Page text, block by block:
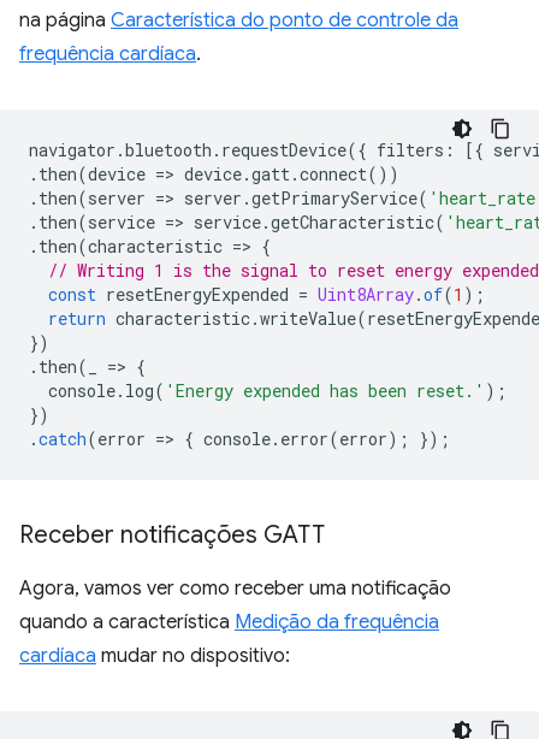
na página Característica do ponto de controle da
frequência cardíaca.
navigator .bluetooth . requestDevice({ filters : [{
. then(device => device.gatt.connect())
. then(server => server .getPrimaryService(
. then(service => service.getCharacteristic(
. then(characteristic => {
// Writing 1 is the signal to reset energy
const resetEnergyExpended = Uint8Array.of(1 );
return characteristic.writeValue(
})
. then( => {
console. log( 'Energy expended has been reset.' );
})
.catch(error => { console. error(error); });
Receber notificações GATT
Agora, vamos ver como receber uma notificação
quando a característica Medição da frequência
cardíaca mudar no dispositivo: